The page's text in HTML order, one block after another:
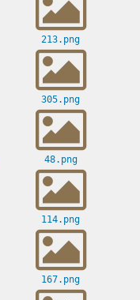
213.png
305.png
48.png
114.png
167.png